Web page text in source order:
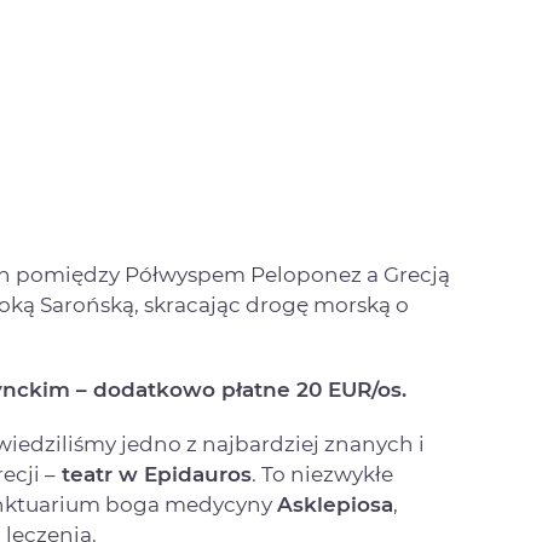
pomiędzy Półwyspem Peloponez a Grecją
Sarońską, skracając drogę morską o
– dodatkowo płatne 20 EUR/os.
jedno z najbardziej znanych i
– teatr w Epidauros. To niezwykłe
boga medycyny Asklepiosa,